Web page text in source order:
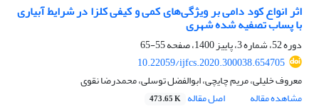
اثر انواع کود دامی بر ویژگی‌های کمی و کیفی کلزا در شرایط آبیاری
با پساب تصفیه شده شهری
دوره 52، شماره 3، پاییز 1400، صفحه
55-65
10.22059/ijfcs.2020.300038.654705
معروف خلیلی، مریم چایچی، ابوالفضل توسلی، محمدرضا نقوی
مشاهده مقاله
اصل مقاله 473.65 K